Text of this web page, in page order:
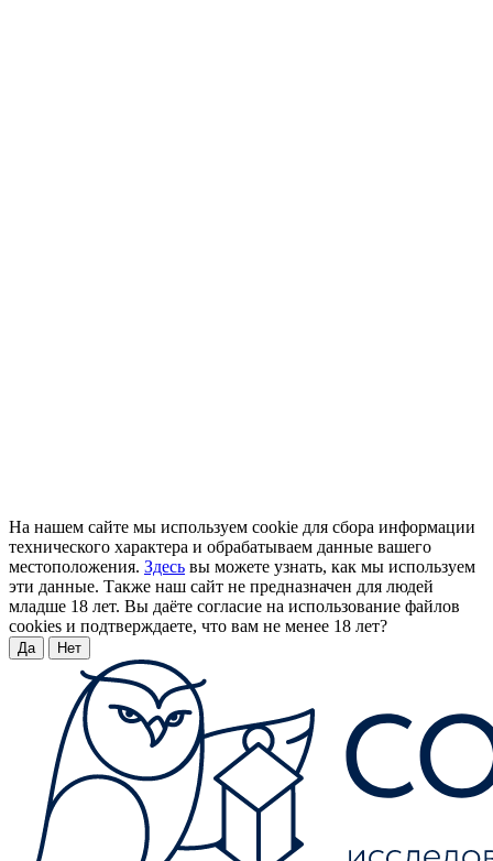
На нашем сайте мы используем cookie для сбора информации
технического характера и обрабатываем данные вашего
местоположения. Здесь вы можете узнать, как мы используем
эти данные. Также наш сайт не предназначен для людей
младше 18 лет. Вы даёте согласие на использование файлов
cookies и подтверждаете, что вам не менее 18 лет?
Да Нет